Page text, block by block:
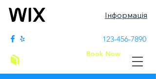
Інформація